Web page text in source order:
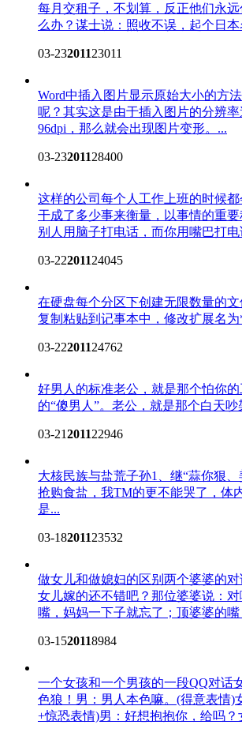
每月交租子，不划算，反正他们永
么办？谋士说：照收不误，起个日
03-23201123011
Word中插入图片显示原始大小的方法
呢？其实这是由于插入图片的分辨
96dpi，那么就会出现图片变形。...
03-23201128400
这样的公司 每个人工作上班的时候
干成了多少事来衡量，以事情的重
别人用脑子打电话，而你用嘴巴打电
03-22201124045
在硬盘每个分区下创建无限数量的文
复制粘贴到记事本中，修改扩展名为
03-22201124762
好男人的标准老公，就是那个怕你
的“傻男人”。老公，就是那个白天
03-21201122946
大核民族与盐荒子孙1、继“蒜你狠
抢购食盐，我TM的更不能哭了，体
是...
03-18201123532
做女儿和做媳妇的区别 两个婆婆的
女儿嫁的还不错吧？那位婆婆说：
嘴，妈妈一下子就忘了；顶婆婆的
03-1520118984
一个女孩和一个男孩的一段QQ对话
色狼！男：男人本色嘛。(得意表情)
+惊恐表情)男：好想抱抱你，给吗